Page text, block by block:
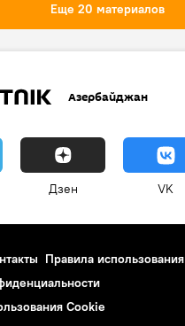
Еще 20 материалов
Азербайджан
Дзен VK
Правила использования
Cookie